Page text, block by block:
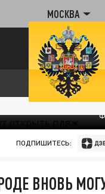
МОСКВА
ПОДПИШИТЕСЬ:
ВНОВЬ